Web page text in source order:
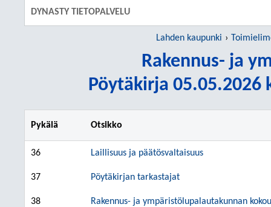
DYNASTY TIETOPALVELU
Lahden kaupunki
Rakennus- ja
Pöytäkirja 05.05.2026
Pykälä Otsikko
36 Laillisuus ja päätösvaltaisuus
37 Pöytäkirjan tarkastajat
38
Rakennus- ja ympäristölupalautakunnan